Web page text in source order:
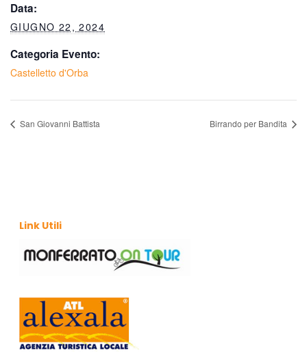
Data:
GIUGNO 22, 2024
Categoria Evento:
Castelletto d'Orba
San Giovanni Battista Birrando per Bandita
Link Utili